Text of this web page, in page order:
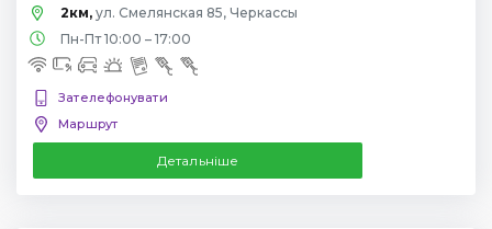
2км, ул. Смелянская 85, Черкассы
Пн-Пт 10:00 – 17:00
Зателефонувати
Маршрут
Детальніше